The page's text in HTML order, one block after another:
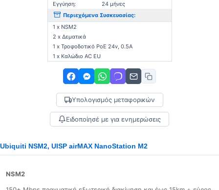
Εγγύηση:
24 μήνες
Περιεχόμενα Συσκευασίας:
1 x NSM2
2 x Δεματικά
1 x Τροφοδοτικό PoE 24v, 0.5A
1 x Καλώδιο AC EU
Υπολογισμός μεταφορικών
Ειδοποίησέ με για ενημερώσεις
Ubiquiti NSM2, UISP airMAX NanoStation M2
NSM2